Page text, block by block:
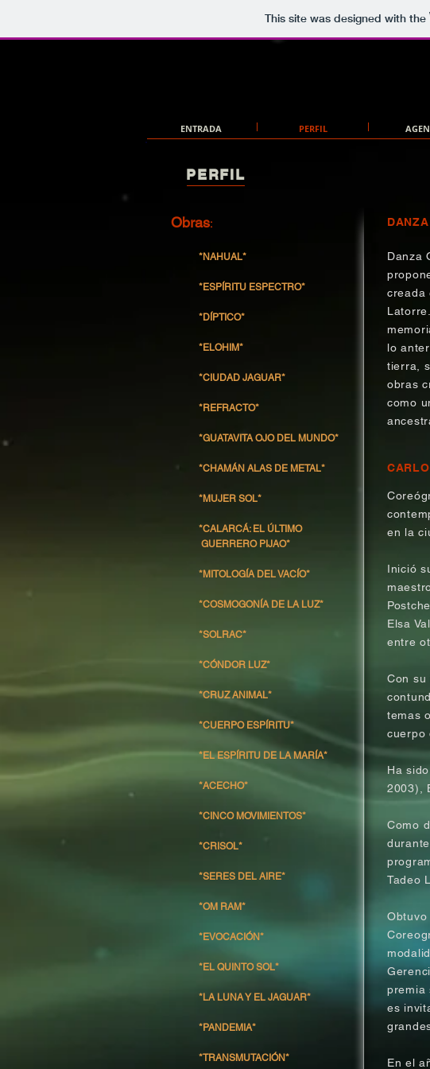
This site was designed with the
ENTRADA PERFIL
PERFIL
Obras:
*NAHUAL*
*ESPÍRITU ESPECTRO*
*DÍPTICO*
*ELOHIM*
*CIUDAD JAGUAR*
*REFRACTO*
*GUATAVITA OJO DEL MUNDO*
*CHAMÁN ALAS DE METAL*
*MUJER SOL*
*CALARCÁ: EL ÚLTIMO
GUERRERO PIJAO*
*MITOLOGÍA DEL VACÍO*
*COSMOGONÍA DE LA LUZ*
*SOLRAC*
*CÓNDOR LUZ*
*CRUZ ANIMAL*
*CUERPO ESPÍRITU*
*EL ESPÍRITU DE LA MARÍA*
*ACECHO*
*CINCO MOVIMIENTOS*
*CRISOL*
*SERES DEL AIRE*
*OM RAM*
*EVOCACIÓN*
*EL QUINTO SOL*
*LA LUNA Y EL JAGUAR*
*PANDEMIA*
*TRANSMUTACIÓN*
Danza
creada
lo
tierra,
obras
como
Coreó
en la
Inició
Elsa
entre
Con su
temas
cuerpo
Ha
2003),
Como
Tadeo
Obtuvo
premia
es
En el